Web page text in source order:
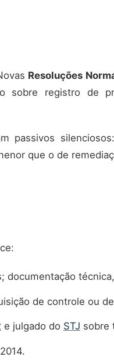
Resoluções
registro de
passivos
que o de
de controle ou
e julgado do STJ sobre